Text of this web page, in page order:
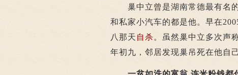
巢中立曾是湖南常德最有名的
和私家小汽车的都是他。早在
八那天 自杀。虽然巢中立多次声
年初九，邻居发现巢吊死在他自